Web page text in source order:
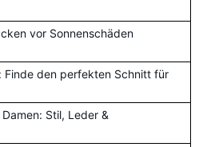
vor Sonnenschäden
Finde den perfekten Schnitt für
Stil, Leder &